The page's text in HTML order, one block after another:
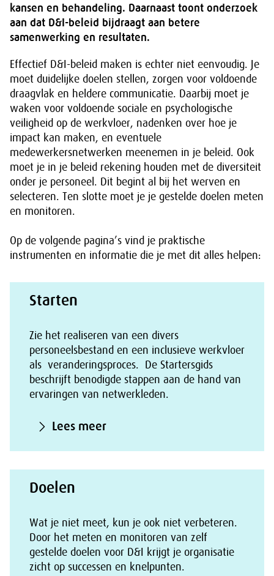
kansen en behandeling. Daarnaast toont onderzoek
aan dat D&I-beleid bijdraagt aan betere
samenwerking en resultaten.
Effectief D&I-beleid maken is echter niet eenvoudig. Je
moet duidelijke doelen stellen, zorgen voor voldoende
draagvlak en heldere communicatie. Daarbij moet je
waken voor voldoende sociale en psychologische
veiligheid op de werkvloer, nadenken over hoe je
impact kan maken, en eventuele
medewerkersnetwerken meenemen in je beleid. Ook
moet je in je beleid rekening houden met de diversiteit
onder je personeel. Dit begint al bij het werven en
selecteren. Ten slotte moet je je gestelde doelen meten
en monitoren.
Op de volgende pagina’s vind je praktische
instrumenten en informatie die je met dit alles helpen:
Starten
Zie het realiseren van een divers
personeelsbestand en een inclusieve werkvloer
als veranderingsproces. De Startersgids
beschrijft benodigde stappen aan de hand van
ervaringen van netwerkleden.
Lees meer
Doelen
Wat je niet meet, kun je ook niet verbeteren.
Door het meten en monitoren van zelf
gestelde doelen voor D&I krijgt je organisatie
zicht op successen en knelpunten.